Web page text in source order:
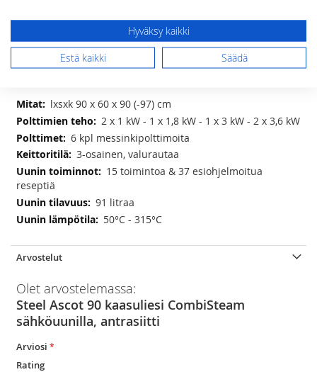
LISÄÄ TOIVELISTAAN
Lisätietojalxsxk 90 x 60 x 90 (-97) cm
2 x 1 kW - 1 x 1,8 kW - 1 x 3 kW - 2 x 3,6 kW
6 kpl messinkipolttimoita
3-osainen, valurautaa
15 toimintoa & 37 esiohjelmoitua
reseptiä
91 litraa
50°C - 315°C
Arvostelut
Olet arvostelemassa:
Steel Ascot 90 kaasuliesi CombiSteam
sähköuunilla, antrasiitti
Arviosi
Rating
Hyväksy kaikki
Estä kaikki Säädä